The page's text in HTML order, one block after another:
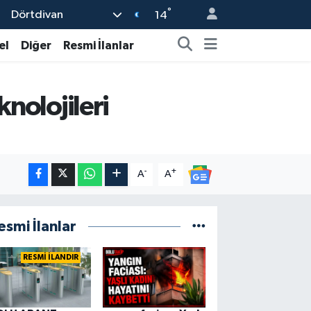
Dörtdivan 14°
Diğer Resmi İlanlar
A- A+
İlanlar
RESMİ İLANDIR